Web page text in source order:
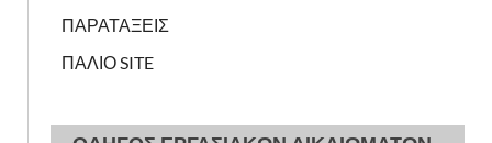
ΠΑΡΑΤΑΞΕΙΣ
ΠΑΛΙΟ SITE